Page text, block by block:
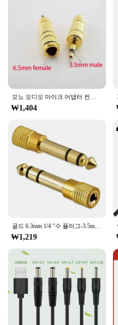
₩1,404
₩1,219